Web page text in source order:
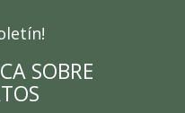
SOBRE